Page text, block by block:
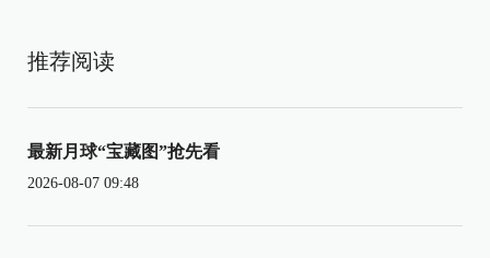
推荐阅读
最新月球“宝藏图”抢先看
2026-08-07 09:48